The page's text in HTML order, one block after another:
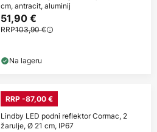
cm, antracit, aluminij
51,90 €
RRP103,90 €
Na lageru
RRP -87,00 €
Lindby LED podni reflektor Cormac, 2
žarulje, Ø 21 cm, IP67